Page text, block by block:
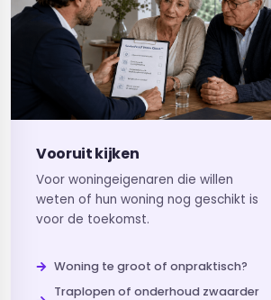
Vooruit kijken
Voor woningeigenaren die willen
weten of hun woning nog geschikt is
voor de toekomst.
Woning te groot of onpraktisch?
Traplopen of onderhoud zwaarder